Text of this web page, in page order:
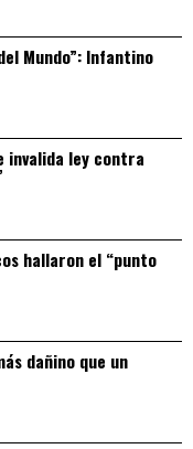
Mundo”: Infantino
invalida ley contra
hallaron el “punto
dañino que un